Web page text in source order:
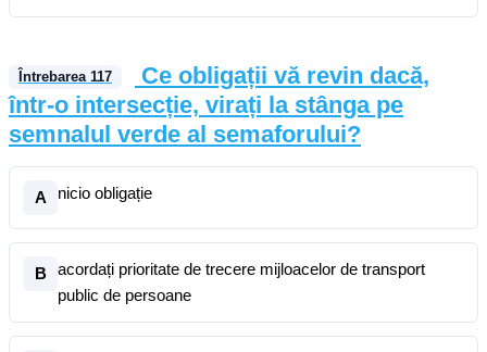
Întrebarea 117
Ce obligații vă revin dacă,
într-o intersecție, virați la stânga pe
semnalul verde al semaforului?
A nicio obligație
B
acordați prioritate de trecere mijloacelor de transport
public de persoane